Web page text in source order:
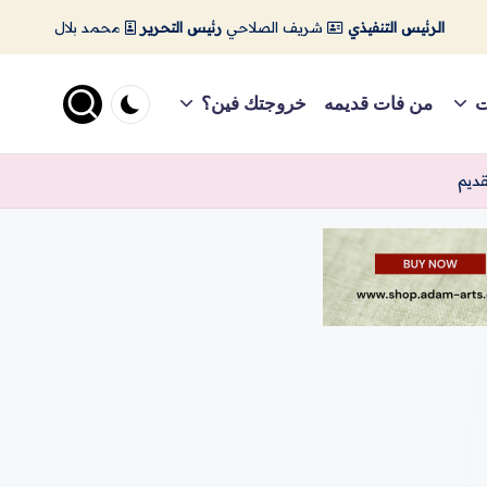
الرئيس التنفيذي شريف الصلاحي رئيس التحرير محمد بلال
من فات قديمه خروجتك فين؟